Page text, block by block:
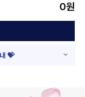
0원
💝